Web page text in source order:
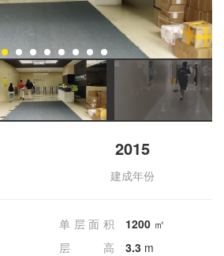
2015
建成年份
单层面积 1200 ㎡
层高 3.3 m